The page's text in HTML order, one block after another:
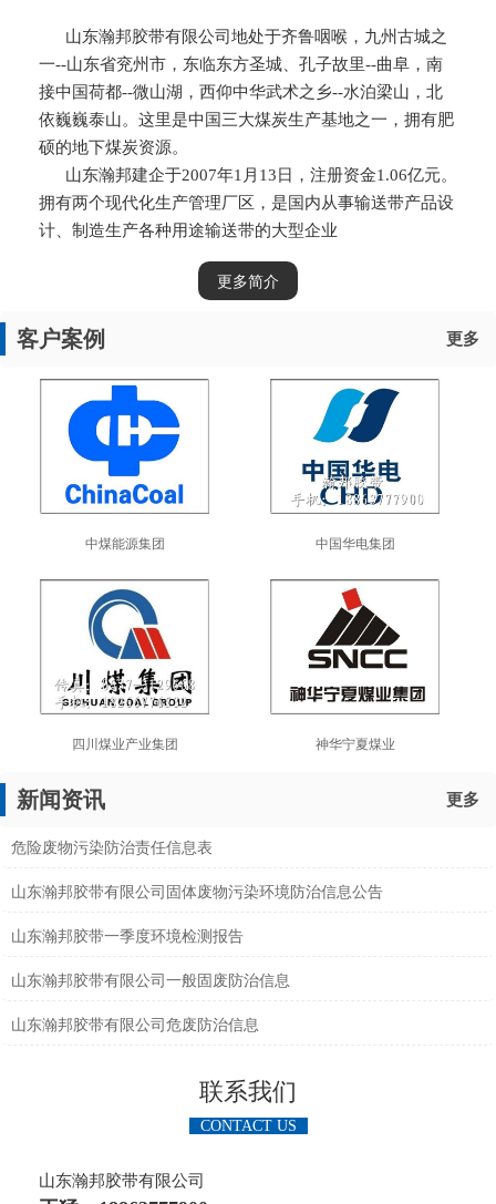
山东瀚邦胶带有限公司地处于齐鲁咽喉，九州古城之
一--山东省兖州市，东临东方圣城、孔子故里--曲阜，南
接中国荷都--微山湖，西仰中华武术之乡--水泊梁山，北
依巍巍泰山。这里是中国三大煤炭生产基地之一，拥有肥
硕的地下煤炭资源。
山东瀚邦建企于2007年1月13日，注册资金1.06亿元。
拥有两个现代化生产管理厂区，是国内从事输送带产品设
计、制造生产各种用途输送带的大型企业
更多简介
客户案例 更多
中煤能源集团 中国华电集团
四川煤业产业集团 神华宁夏煤业
新闻资讯 更多
危险废物污染防治责任信息表
山东瀚邦胶带有限公司固体废物污染环境防治信息公告
山东瀚邦胶带一季度环境检测报告
山东瀚邦胶带有限公司一般固废防治信息
山东瀚邦胶带有限公司危废防治信息
联系我们
CONTACT US
山东瀚邦胶带有限公司